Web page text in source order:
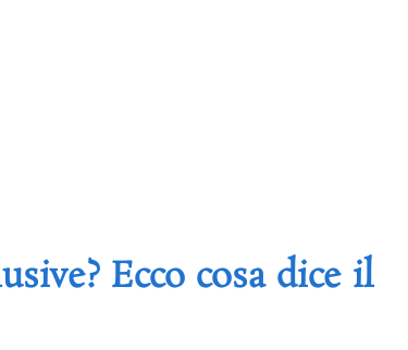
Ecco cosa dice il